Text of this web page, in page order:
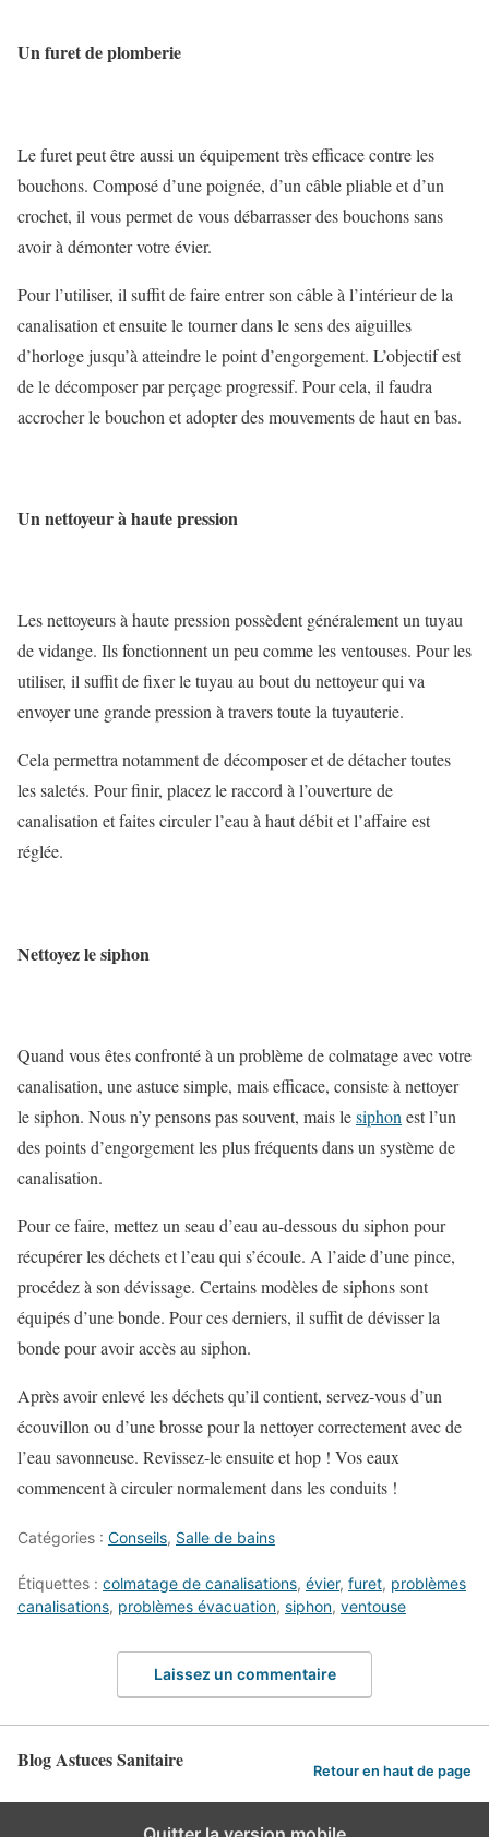
Un furet de plomberie
Le furet peut être aussi un équipement très efficace contre les
bouchons. Composé d’une poignée, d’un câble pliable et d’un
crochet, il vous permet de vous débarrasser des bouchons sans
avoir à démonter votre évier.
Pour l’utiliser, il suffit de faire entrer son câble à l’intérieur de la
canalisation et ensuite le tourner dans le sens des aiguilles
d’horloge jusqu’à atteindre le point d’engorgement. L’objectif est
de le décomposer par perçage progressif. Pour cela, il faudra
accrocher le bouchon et adopter des mouvements de haut en bas.
Un nettoyeur à haute pression
Les nettoyeurs à haute pression possèdent généralement un tuyau
de vidange. Ils fonctionnent un peu comme les ventouses. Pour les
utiliser, il suffit de fixer le tuyau au bout du nettoyeur qui va
envoyer une grande pression à travers toute la tuyauterie.
Cela permettra notamment de décomposer et de détacher toutes
les saletés. Pour finir, placez le raccord à l’ouverture de
canalisation et faites circuler l’eau à haut débit et l’affaire est
réglée.
Nettoyez le siphon
Quand vous êtes confronté à un problème de colmatage avec votre
canalisation, une astuce simple, mais efficace, consiste à nettoyer
le siphon. Nous n’y pensons pas souvent, mais lesiphon est l’un
des points d’engorgement les plus fréquents dans un système de
canalisation.
Pour ce faire, mettez un seau d’eau au-dessous du siphon pour
récupérer les déchets et l’eau qui s’écoule. A l’aide d’une pince,
procédez à son dévissage. Certains modèles de siphons sont
équipés d’une bonde. Pour ces derniers, il suffit de dévisser la
bonde pour avoir accès au siphon.
Après avoir enlevé les déchets qu’il contient, servez-vous d’un
écouvillon ou d’une brosse pour la nettoyer correctement avec de
l’eau savonneuse. Revissez-le ensuite et hop ! Vos eaux
commencent à circuler normalement dans les conduits !
Catégories : Conseils, Salle de bains
Étiquettes : colmatage de canalisations, évier, furet, problèmes
canalisations, problèmes évacuation, siphon, ventouse
Laissez un commentaire
Blog Astuces Sanitaire Retour en haut de page